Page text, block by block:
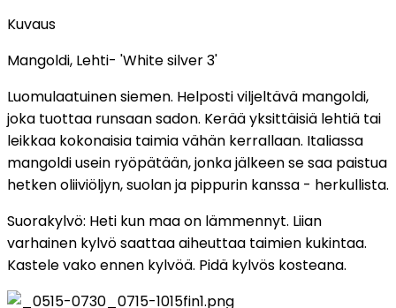
Kuvaus
Mangoldi, Lehti- 'White silver 3'
Luomulaatuinen siemen. Helposti viljeltävä mangoldi,
joka tuottaa runsaan sadon. Kerää yksittäisiä lehtiä tai
leikkaa kokonaisia taimia vähän kerrallaan. Italiassa
mangoldi usein ryöpätään, jonka jälkeen se saa paistua
hetken oliiviöljyn, suolan ja pippurin kanssa - herkullista.
Suorakylvö: Heti kun maa on lämmennyt. Liian
varhainen kylvö saattaa aiheuttaa taimien kukintaa.
Kastele vako ennen kylvöä. Pidä kylvös kosteana.